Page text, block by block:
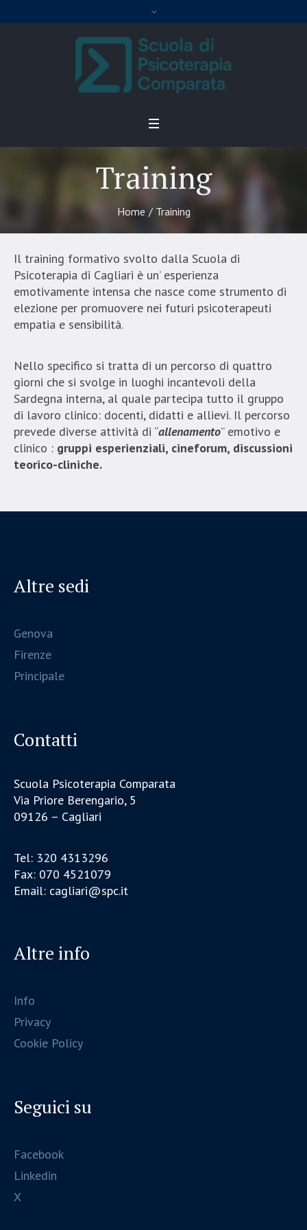
Training
Home / Training
Il training formativo svolto dalla Scuola di
Psicoterapia di Cagliari è un’ esperienza
emotivamente intensa che nasce come strumento di
elezione per promuovere nei futuri psicoterapeuti
empatia e sensibilità.
Nello specifico si tratta di un percorso di quattro
giorni che si svolge in luoghi incantevoli della
Sardegna interna, al quale partecipa tutto il gruppo
di lavoro clinico: docenti, didatti e allievi. Il percorso
prevede diverse attività di “allenamento” emotivo e
clinico : gruppi esperienziali, cineforum, discussioni
teorico-cliniche.
Altre sedi
Genova
Firenze
Principale
Contatti
Scuola Psicoterapia Comparata
Via Priore Berengario, 5
09126 – Cagliari
Tel: 320 4313296
Fax: 070 4521079
Email: cagliari@spc.it
Altre info
Info
Privacy
Cookie Policy
Seguici su
Facebook
Linkedin
X